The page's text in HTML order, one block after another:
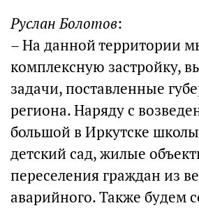
Руслан Болотов:
– На данной территории
комплексную застройку,
задачи, поставленные
региона. Наряду с
большой в Иркутске
детский сад, жилые
переселения граждан из
аварийного. Также будем